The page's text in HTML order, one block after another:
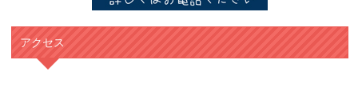
アクセス